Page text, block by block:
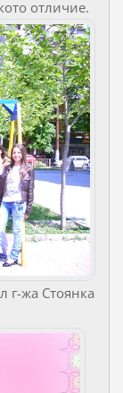
отличие.
г-жа Стоянка